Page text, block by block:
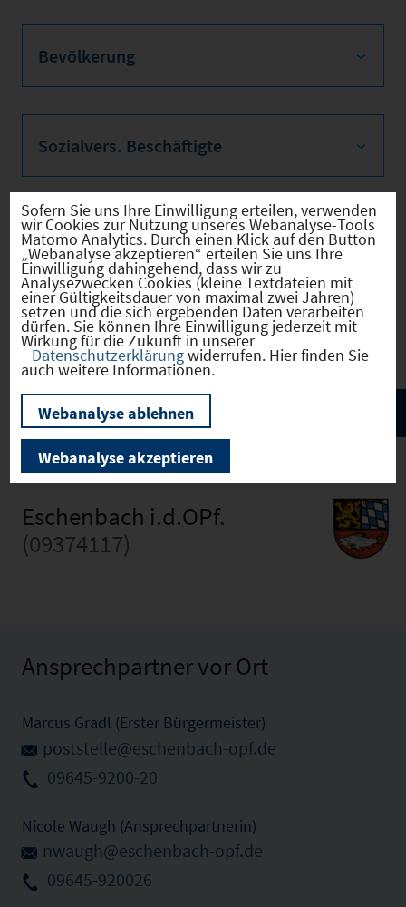
Bevölkerung
Sozialvers. Beschäftigte
Verkehrsinfrastruktur
Kommunale Infrastruktur
Eschenbach i.d.OPf.
(09374117)
Ansprechpartner vor Ort
Marcus Gradl (Erster Bürgermeister)
poststelle@eschenbach-opf.de
09645-9200-20
Nicole Waugh (Ansprechpartnerin)
nwaugh@eschenbach-opf.de
09645-920026
Sofern Sie uns Ihre Einwilligung erteilen, verwenden
wir Cookies zur Nutzung unseres Webanalyse-Tools
Matomo Analytics. Durch einen Klick auf den Button
„Webanalyse akzeptieren“ erteilen Sie uns Ihre
Einwilligung dahingehend, dass wir zu
Analysezwecken Cookies (kleine Textdateien mit
einer Gültigkeitsdauer von maximal zwei Jahren)
setzen und die sich ergebenden Daten verarbeiten
dürfen. Sie können Ihre Einwilligung jederzeit mit
Wirkung für die Zukunft in unserer
Datenschutzerklärungwiderrufen. Hier finden Sie
auch weitere Informationen.
Webanalyse ablehnen
Webanalyse akzeptieren